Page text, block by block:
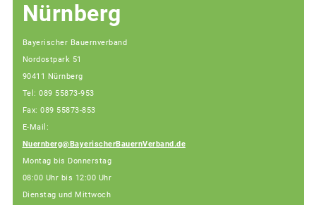
Nürnberg
Bayerischer Bauernverband
Nordostpark 51
90411 Nürnberg
Tel: 089 55873-953
Fax: 089 55873-853
E-Mail:
Nuernberg@BayerischerBauernVerband.de
Montag bis Donnerstag
08:00 Uhr bis 12:00 Uhr
Dienstag und Mittwoch